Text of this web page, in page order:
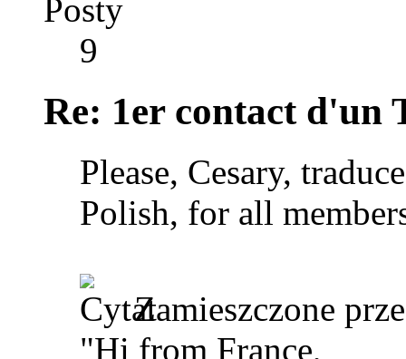
Posty
9
Re: 1er contact d'un
Please, Cesary,
Polish, for all
Zamieszczone
"Hi from France,